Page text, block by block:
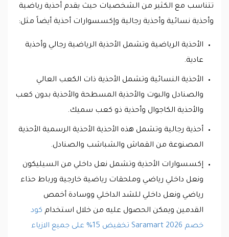
تتناسب مع الكثير من الشخصيات حيث يقدم أحذية رياضية
وأحذية نسائية وأحذية رجالية وإكسسوارات أحذية أيضاً مثل:
الأحذية الرياضية وتشمل الأحذية الرياضية رجالي وأحذية
عادية.
الأحذية النسائية وتشمل الأحذية ذات الكعب العالي
والصنادل والبوت والأحذية المسطحة والأحذية بدون كعب
والأحذية الكاجوال وأحذية ذو كعب سميك.
أحذية رجالية وتشمل هذه الأحذية الأحذية الرسمية الأحذية
المصنوعة من القماش والشباشب والصنادل.
إكسسوارات الأحذية وتشمل نعل داخلي من السيليكون
ونعل داخلي رياضي وملحقات رياضية خارجية ورباط حذاء
رياضي ونعل داخلي للشد الداخلي ووسادة أخمص
القدمين ويمكن الحصول عليه من خلال استخدام كود
خصم Saramart 2026 تخفيض 15% على جميع الازياء